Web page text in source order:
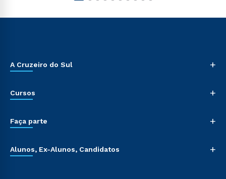
A Cruzeiro do Sul +
Cursos +
Faça parte +
Alunos, Ex-Alunos, Candidatos +